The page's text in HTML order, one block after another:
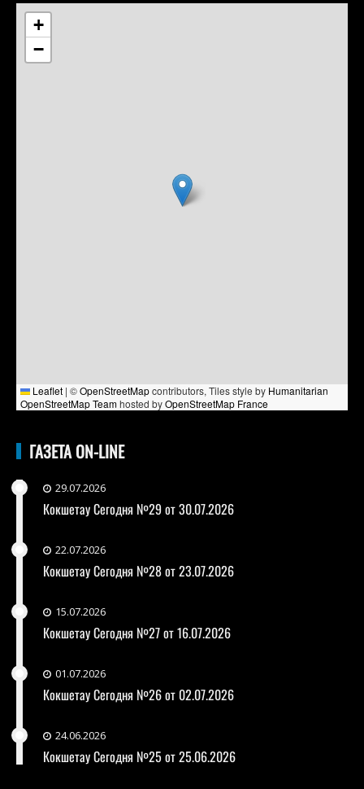
+
−
Leaflet | ©OpenStreetMapcontributors, Tiles style by Humanitarian
OpenStreetMap Teamhosted byOpenStreetMap France
ГАЗЕТА ON-LINE
29.07.2026
Кокшетау Сегодня №29 от 30.07.2026
22.07.2026
Кокшетау Сегодня №28 от 23.07.2026
15.07.2026
Кокшетау Сегодня №27 от 16.07.2026
01.07.2026
Кокшетау Сегодня №26 от 02.07.2026
24.06.2026
Кокшетау Сегодня №25 от 25.06.2026